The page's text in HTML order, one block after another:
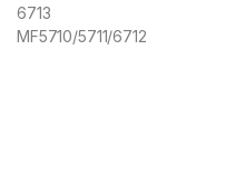
6713
MF5710/5711/6712